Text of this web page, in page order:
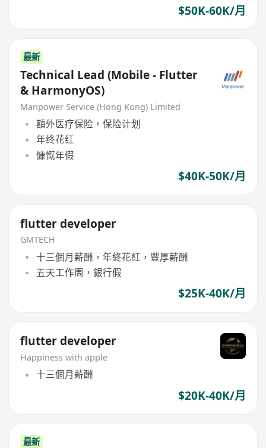
$50K-60K/月
最新
Technical Lead (Mobile - Flutter
& HarmonyOS)
Manpower Service (Hong Kong) Limited
額外医疗保险，保险计划
年终花红
慷慨年假
$40K-50K/月
flutter developer
GMTECH
十三個月薪酬，年終花紅，豐厚薪酬
五天工作周，銀行假
$25K-40K/月
flutter developer
Happiness with apple
十三個月薪酬
$20K-40K/月
最新